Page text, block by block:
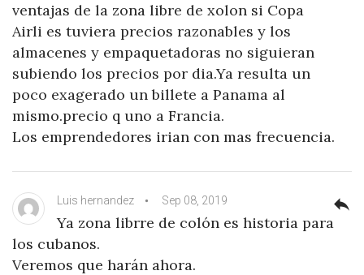
ventajas de la zona libre de xolon si Copa
Airli es tuviera precios razonables y los
almacenes y empaquetadoras no siguieran
subiendo los precios por dia.Ya resulta un
poco exagerado un billete a Panama al
mismo.precio q uno a Francia.
Los emprendedores irian con mas frecuencia.
Luis hernandez Sep 08, 2019
Ya zona librre de colón es historia para
los cubanos.
Veremos que harán ahora.
reply